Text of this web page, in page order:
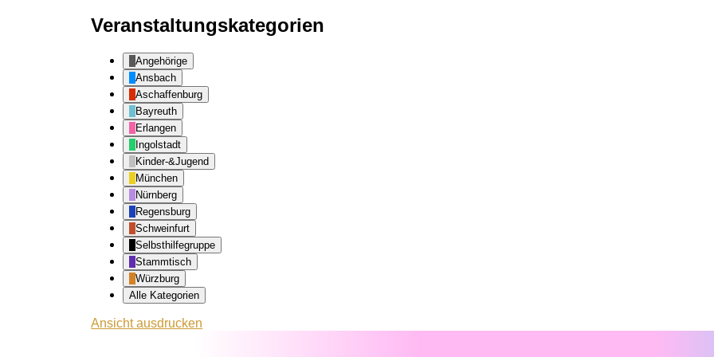
Veranstaltungskategorien
Angehörige
Ansbach
Aschaffenburg
Bayreuth
Erlangen
Ingolstadt
Kinder-&Jugend
München
Nürnberg
Regensburg
Schweinfurt
Selbsthilfegruppe
Stammtisch
Würzburg
Alle Kategorien
Ansichtausdrucken